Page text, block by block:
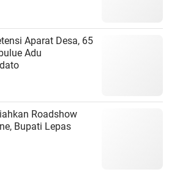
Aparat Desa, 65
Adu
Roadshow
Bupati Lepas